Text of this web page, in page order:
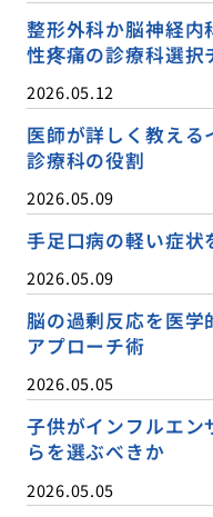
整形外科か脳神経内
性疼痛の診療科選択
2026.05.12
医師が詳しく教え
診療科の役割
2026.05.09
手足口病の軽い症
2026.05.09
脳の過剰反応を医学
アプローチ術
2026.05.05
子供がインフルエン
らを選ぶべきか
2026.05.05